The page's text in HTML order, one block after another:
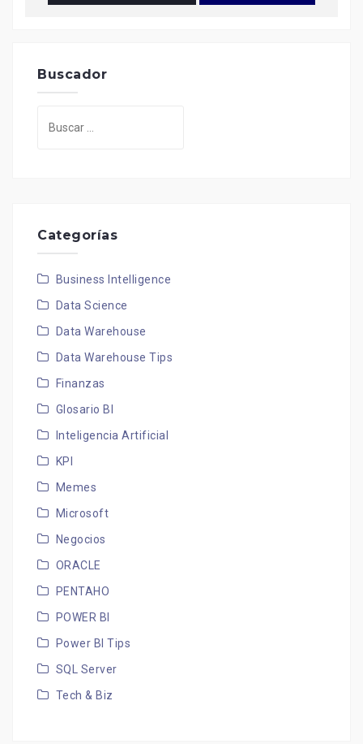
Buscador
Categorías
Business Intelligence
Data Science
Data Warehouse
Data Warehouse Tips
Finanzas
Glosario BI
Inteligencia Artificial
KPI
Memes
Microsoft
Negocios
ORACLE
PENTAHO
POWER BI
Power BI Tips
SQL Server
Tech & Biz